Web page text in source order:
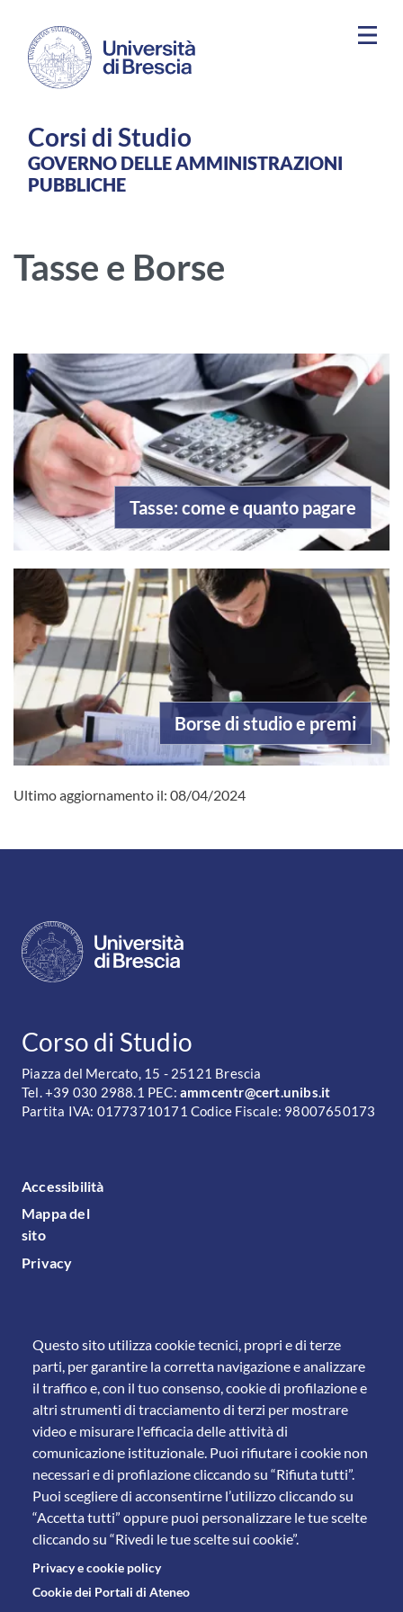
Corsi di Studio
GOVERNO DELLE AMMINISTRAZIONI
PUBBLICHE
Tasse e Borse
Tasse: come e quanto pagare
Borse di studio e premi
Ultimo aggiornamento il: 08/04/2024
Questo sito utilizza cookie tecnici, propri e di terze
parti, per garantire la corretta navigazione e analizzare
il traffico e, con il tuo consenso, cookie di profilazione e
altri strumenti di tracciamento di terzi per mostrare
video e misurare l'efficacia delle attività di
comunicazione istituzionale. Puoi rifiutare i cookie non
necessari e di profilazione cliccando su “Rifiuta tutti”.
Puoi scegliere di acconsentirne l’utilizzo cliccando su
“Accetta tutti” oppure puoi personalizzare le tue scelte
cliccando su “Rivedi le tue scelte sui cookie”.
Privacy e cookie policy
Cookie dei Portali di Ateneo
CONTATTI
Corso di Studio
Piazza del Mercato, 15 - 25121 Brescia
Tel. +39 030 2988.1 PEC: ammcentr@cert.unibs.it
Partita IVA: 01773710171 Codice Fiscale: 98007650173
FOOTER MENU
Accessibilità
Mappa del
sito
Privacy